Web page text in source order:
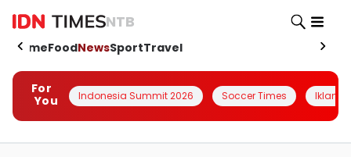
NTB
HomeFoodNewsSportTravel
For
You
Indonesia Summit 2026 Soccer Times Iklanin